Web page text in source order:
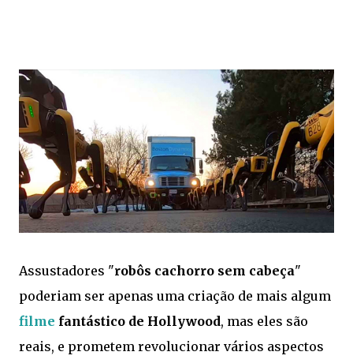
Assustadores "robôs cachorro sem cabeça"
poderiam ser apenas uma criação de mais algum
filme fantástico de Hollywood, mas eles são
reais, e prometem revolucionar vários aspectos